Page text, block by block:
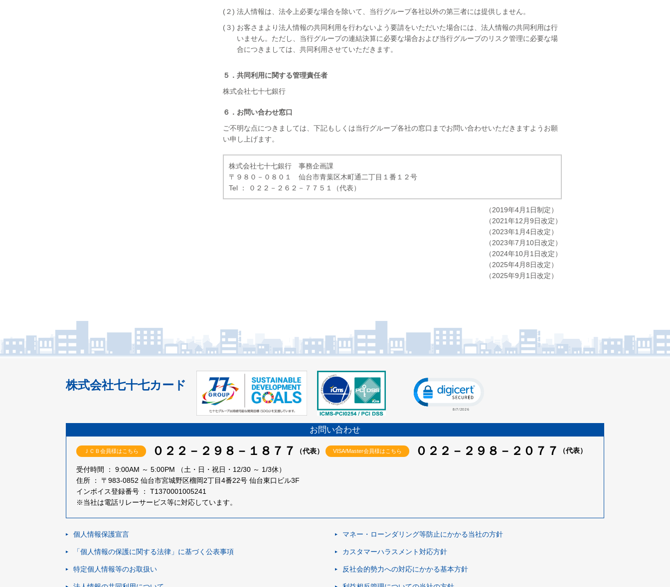
(２) 法人情報は、法令上必要な場合を除いて、当行グループ各社以外の第三者には提供しません。
(３) お客さまより法人情報の共同利用を行わないよう要請をいただいた場合には、法人情報の共同利用は行
いません。ただし、当行グループの連結決算に必要な場合および当行グループのリスク管理に必要な場
合につきましては、共同利用させていただきます。
５．共同利用に関する管理責任者
株式会社七十七銀行
６．お問い合わせ窓口
ご不明な点につきましては、下記もしくは当行グループ各社の窓口までお問い合わせいただきますようお願
い申し上げます。
株式会社七十七銀行 事務企画課
〒９８０－０８０１ 仙台市青葉区木町通二丁目１番１２号
Tel ： ０２２－２６２－７７５１（代表）
（2019年4月1日制定）
（2021年12月9日改定）
（2023年1月4日改定）
（2023年7月10日改定）
（2024年10月1日改定）
（2025年4月8日改定）
（2025年9月1日改定）
株式会社七十七カード
お問い合わせ
ＪＣＢ会員様はこちら ０２２－２９８－１８７７ （代表） VISA/Master会員様はこちら ０２２－２９８－２０７７ （代表）
受付時間 ： 9:00AM ～ 5:00PM （土・日・祝日・12/30 ～ 1/3休）
住所 ： 〒983-0852 仙台市宮城野区榴岡2丁目4番22号 仙台東口ビル3F
インボイス登録番号 ： T1370001005241
※当社は電話リレーサービス等に対応しています。
個人情報保護宣言
「個人情報の保護に関する法律」に基づく 公表事項
特定個人情報等のお取扱い
マネー・ローンダリング等防止にかかる当社の方針
カスタマーハラスメント対応方針
反社会的勢力への対応にかかる基本方針